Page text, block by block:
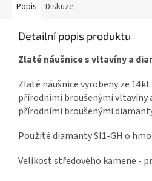
Popis Diskuze
Detailní popis produktu
Zlaté náušnice s vltavíny a
Zlaté náušnice vyrobeny ze
přírodními broušenými vltavíny
přírodními broušenými
Použité diamanty SI1-GH o
Velikost středového kamene -